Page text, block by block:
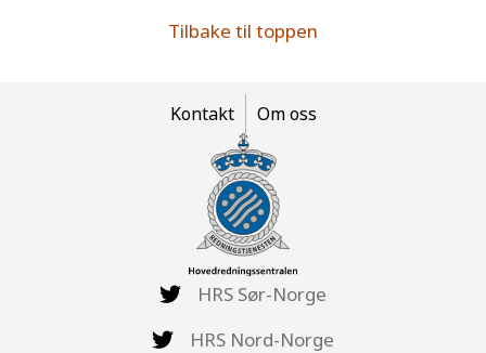
Tilbake til toppen
Kontakt Om oss
HRS Sør-Norge
HRS Nord-Norge